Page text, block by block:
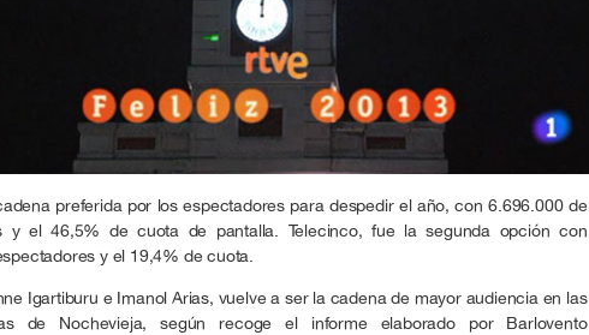
preferida por los espectadores para despedir el año, con 6.696.000 de
y el 46,5% de cuota de pantalla. Telecinco, fue la segunda opción con
y el 19,4% de cuota.
Igartiburu e Imanol Arias, vuelve a ser la cadena de mayor audiencia en las
de Nochevieja, según recoge el informe elaborado por Barlovento